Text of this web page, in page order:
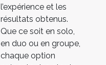
l’expérience et les
résultats obtenus.
Que ce soit en solo,
en duo ou en groupe,
chaque option